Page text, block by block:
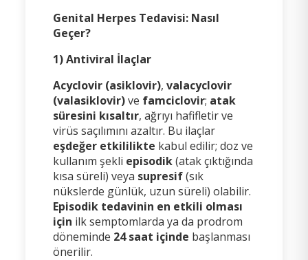
Genital Herpes Tedavisi: Nasıl
Geçer?
1) Antiviral İlaçlar
Acyclovir (asiklovir), valacyclovir
(valasiklovir)ve famciclovir; atak
süresini kısaltır, ağrıyı hafifletir ve
virüs saçılımını azaltır. Bu ilaçlar
eşdeğer etkililikte kabul edilir; doz ve
kullanım şekli episodik(atak çıktığında
kısa süreli) veya supresif(sık
nükslerde günlük, uzun süreli) olabilir.
Episodik tedavinin en etkili olması
için ilk semptomlarda ya da prodrom
döneminde 24 saat içinde başlanması
önerilir.